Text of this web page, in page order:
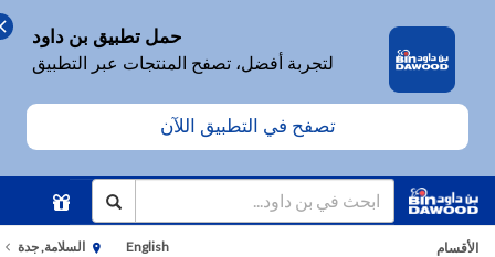
حمل تطبيق بن داود
لتجربة أفضل، تصفح المنتجات عبر التطبيق
تصفح في التطبيق اللآن
الأقسام English السلامة, جدة